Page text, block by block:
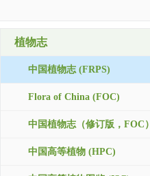
植物志
中国植物志 (FRPS)
Flora of China (FOC)
中国植物志（修订版，FOC）
中国高等植物 (HPC)